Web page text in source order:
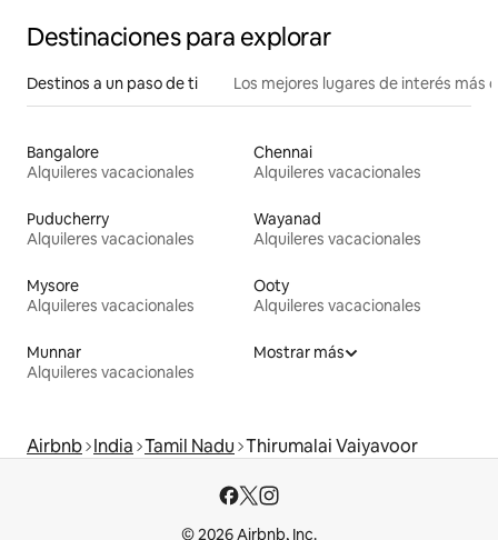
Destinaciones para explorar
Destinos a un paso de ti Los mejores lugares de interés más
Bangalore
Alquileres vacacionales
Chennai
Alquileres vacacionales
Puducherry
Alquileres vacacionales
Wayanad
Alquileres vacacionales
Mysore
Alquileres vacacionales
Ooty
Alquileres vacacionales
Munnar
Alquileres vacacionales
Mostrar más
Airbnb India Tamil Nadu Thirumalai Vaiyavoor
© 2026 Airbnb, Inc.